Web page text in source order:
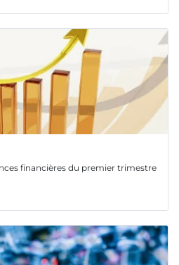
financières du premier trimestre